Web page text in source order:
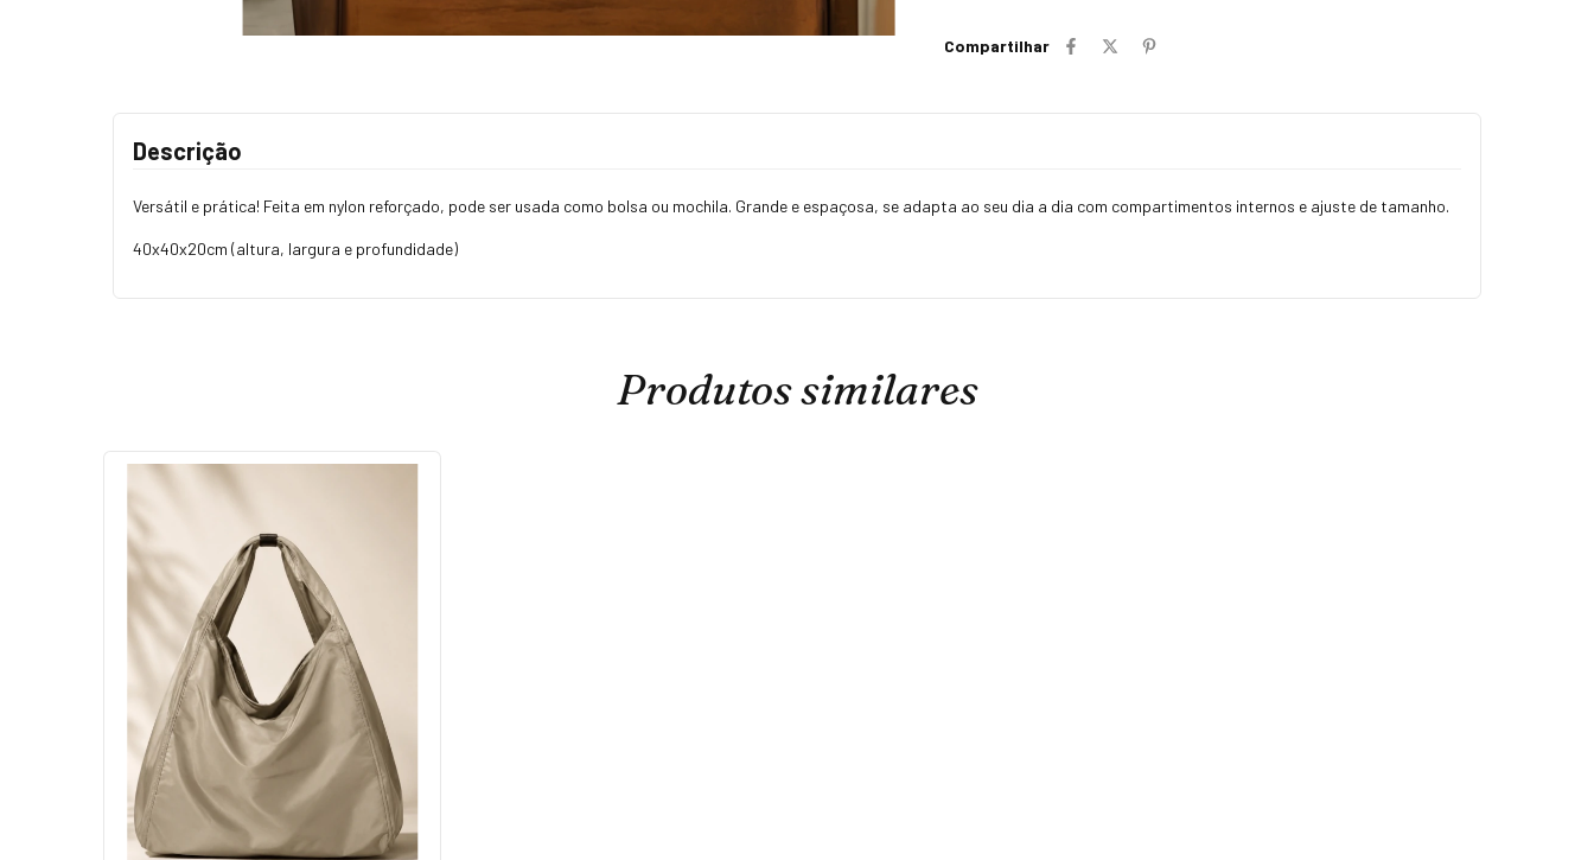
Compartilhar
Descrição
Versátil e prática! Feita em nylon reforçado, pode ser usada como bolsa ou mochila. Grande e espaçosa, se adapta ao seu dia a dia com compartimentos internos e ajuste de tamanho.
40x40x20cm (altura, largura e profundidade)
Produtos similares